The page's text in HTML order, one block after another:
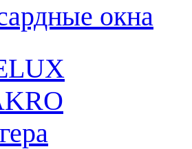
окна